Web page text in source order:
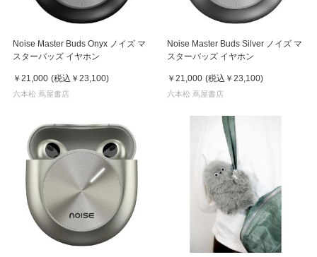
Noise Master Buds Onyx ノイズ マ
スターバッズ イヤホン
￥21,000 (税込 ￥23,100)
六本松 蔦屋書店
Noise Master Buds Silver ノイズ マ
スターバッズ イヤホン
￥21,000 (税込 ￥23,100)
六本松 蔦屋書店